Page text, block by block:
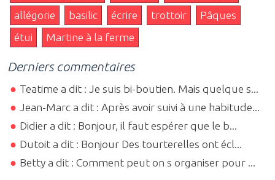
allégorie
basilic écrire trottoir
Pâques
étui
Martine à la ferme
Derniers commentaires
Teatime a dit : Je suis bi-boutien. Mais quelque s...
Jean-Marc a dit : Après avoir suivi à une habitude...
Didier a dit : Bonjour, il faut espérer que le b...
Dutoit a dit : Bonjour Des tourterelles ont écl...
Betty a dit : Comment peut on s organiser pour ...